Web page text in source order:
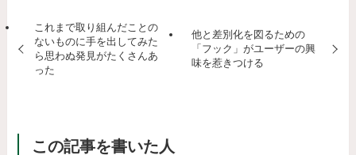
これまで取り組んだことの
ないものに手を出してみた
ら思わぬ発見がたくさんあ
った
他と差別化を図るための
「フック」がユーザーの興
味を惹きつける
この記事を書いた人